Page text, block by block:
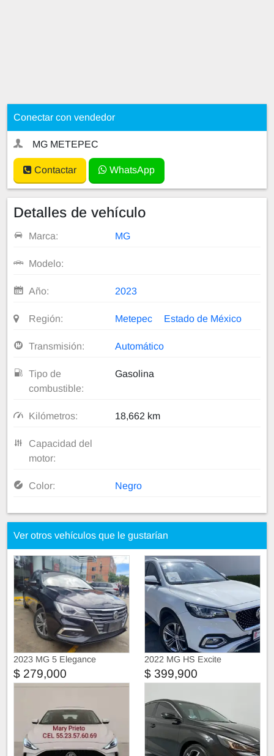
Conectar con vendedor
MG METEPEC
Contactar WhatsApp
Detalles de vehículo
Marca: MG
Modelo:
Año: 2023
Región: Metepec Estado de México
Transmisión: Automático
Tipo de
combustible:
Gasolina
Kilómetros: 18,662 km
Capacidad del
motor:
Color: Negro
Ver otros vehículos que le gustarían
2023 MG 5 Elegance
$ 279,000
2022 MG HS Excite
$ 399,900